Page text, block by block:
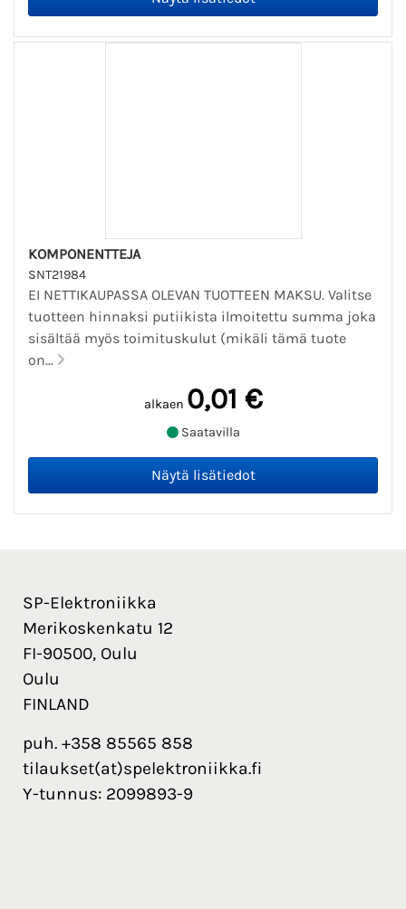
KOMPONENTTEJA
SNT21984
EI NETTIKAUPASSA OLEVAN TUOTTEEN MAKSU. Valitse
tuotteen hinnaksi putiikista ilmoitettu summa joka
sisältää myös toimituskulut (mikäli tämä tuote
on...
alkaen 0,01 €
Saatavilla
SP-Elektroniikka
Merikoskenkatu 12
FI-90500, Oulu
Oulu
FINLAND
puh. +358 85565 858
tilaukset(at)spelektroniikka.fi
Y-tunnus: 2099893-9